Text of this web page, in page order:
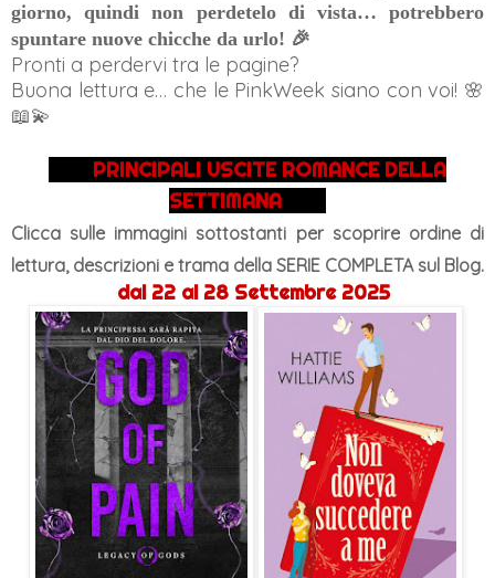
giorno, quindi non perdetelo di vista… potrebbero
spuntare nuove chicche da urlo! 🎉
Pronti a perdervi tra le pagine?
Buona lettura e… che le PinkWeek siano con voi! 🌸
📖💫
PRINCIPALI USCITE ROMANCE DELLA
SETTIMANA
Clicca sulle immagini sottostanti per scoprire ordine di
lettura, descrizioni e trama della SERIE COMPLETA sul Blog.
dal 22 al 28 Settembre 2025